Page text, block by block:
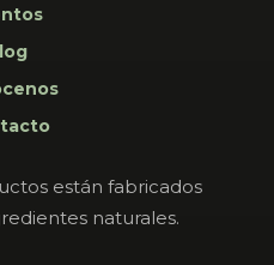
están fabricados
naturales.